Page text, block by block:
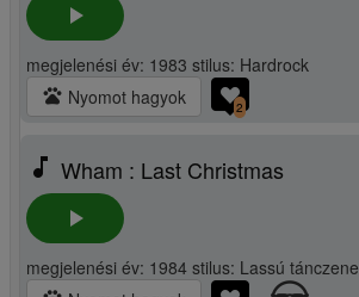
play_arrow
megjelenési év: 1983 stilus: Hardrock
pets Nyomot hagyok 2
music_note Wham : Last Christmas
play_arrow
megjelenési év: 1984 stilus: Lassú tánczene